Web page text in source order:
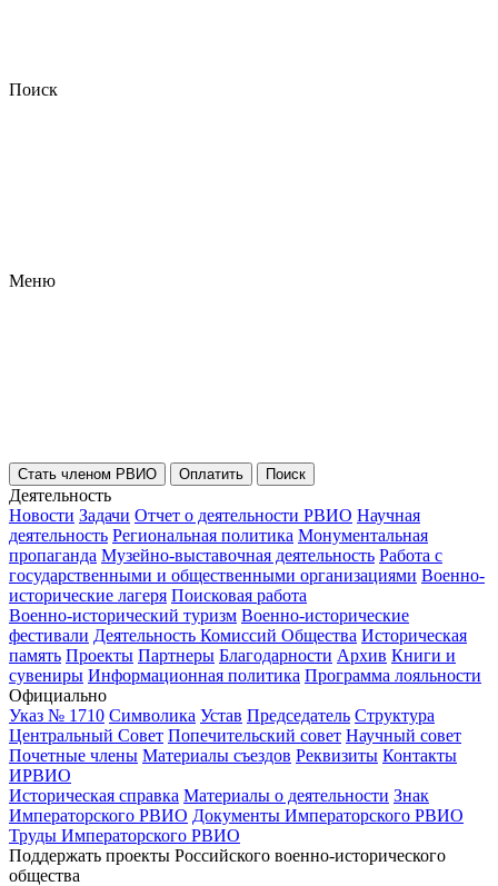
Поиск
Меню
Стать членом РВИО Оплатить Поиск
Деятельность
Новости Задачи Отчет о деятельности РВИО Научная
деятельность Региональная политика Монументальная
пропаганда Музейно-выставочная деятельность Работа с
государственными и общественными организациями Военно-
исторические лагеря Поисковая работа
Военно-исторический туризм Военно-исторические
фестивали Деятельность Комиссий Общества Историческая
память Проекты Партнеры Благодарности Архив Книги и
сувениры Информационная политика Программа лояльности
Официально
Указ № 1710 Символика Устав Председатель Структура
Центральный Совет Попечительский совет Научный совет
Почетные члены Материалы съездов Реквизиты Контакты
ИРВИО
Историческая справка Материалы о деятельности Знак
Императорского РВИО Документы Императорского РВИО
Труды Императорского РВИО
Поддержать проекты Российского военно-исторического
общества